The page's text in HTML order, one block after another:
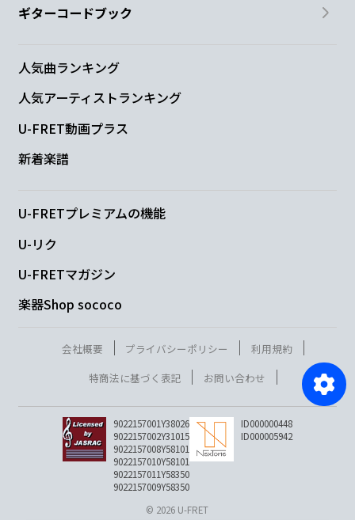
ギターコードブック
人気曲ランキング
人気アーティストランキング
U-FRET動画プラス
新着楽譜
U-FRETプレミアムの機能
U-リク
U-FRETマガジン
楽器Shop sococo
会社概要 プライバシーポリシー
利用規約
特商法に基づく表記
お問い合わせ
9022157001Y38026
9022157002Y31015
9022157008Y58101
9022157010Y58101
9022157011Y58350
9022157009Y58350
ID000000448
ID000005942
© 2026 U-FRET